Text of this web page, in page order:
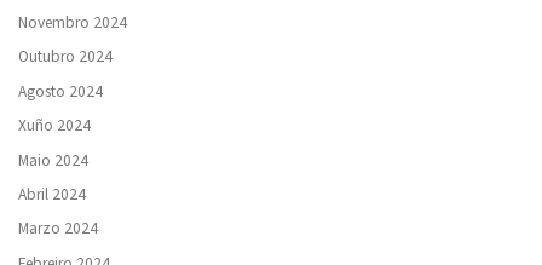
Novembro 2024
Outubro 2024
Agosto 2024
Xuño 2024
Maio 2024
Abril 2024
Marzo 2024